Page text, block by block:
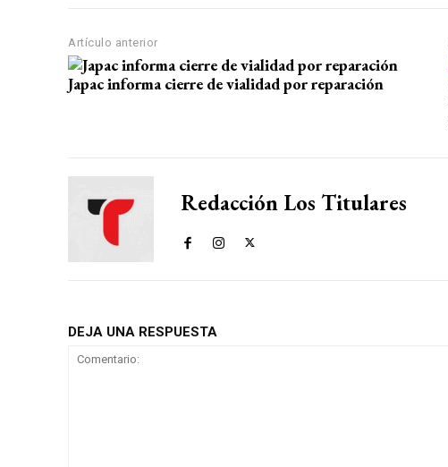
p
p
o
k
Artículo anterior
Japac informa cierre de vialidad por reparación
Redacción Los Titulares
DEJA UNA RESPUESTA